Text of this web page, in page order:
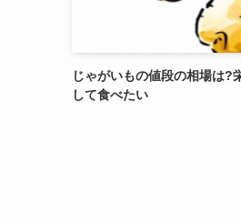
じゃがいもの値段の相場は?
して食べたい